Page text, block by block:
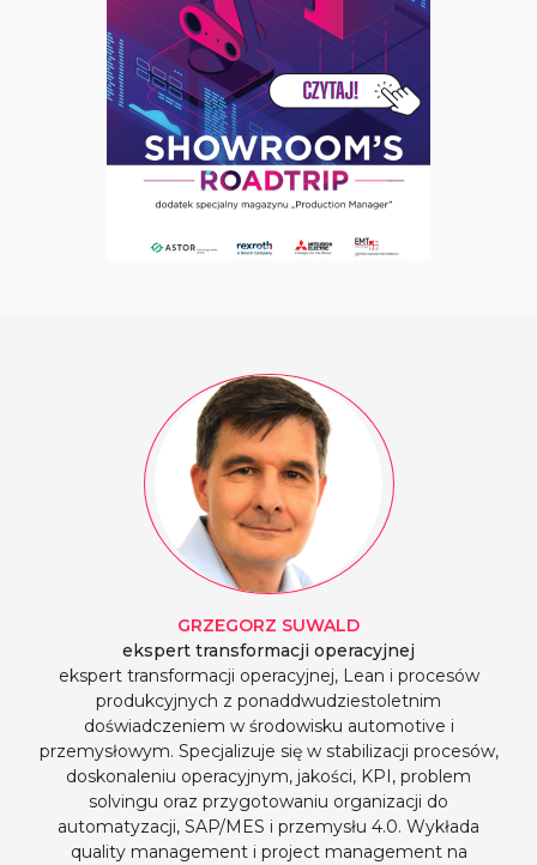
GRZEGORZ SUWALD
ekspert transformacji operacyjnej
ekspert transformacji operacyjnej, Lean i procesów
produkcyjnych z ponaddwudziestoletnim
doświadczeniem w środowisku automotive i
przemysłowym. Specjalizuje się w stabilizacji procesów,
doskonaleniu operacyjnym, jakości, KPI, problem
solvingu oraz przygotowaniu organizacji do
automatyzacji, SAP/MES i przemysłu 4.0. Wykłada
quality management i project management na